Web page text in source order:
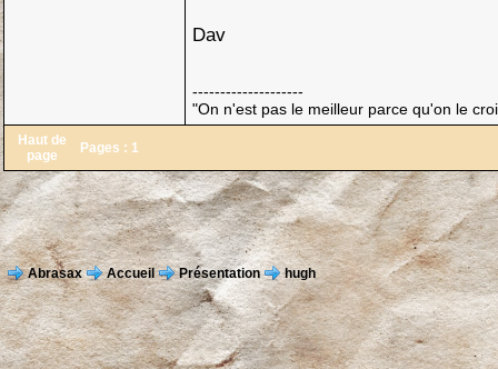
Dav
--------------------
"On n'est pas le meilleur parce qu'on le
Haut de
page
Pages : 1
Abrasax Accueil Présentation hugh